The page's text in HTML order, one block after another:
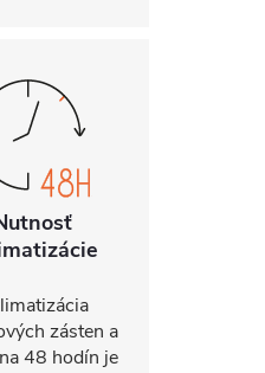
zásten a
48 hodín je